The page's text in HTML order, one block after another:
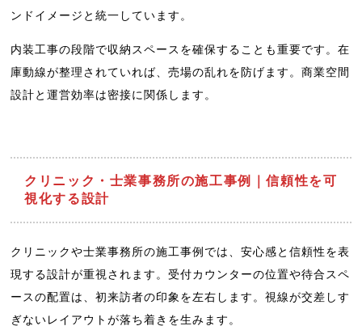
ンドイメージと統一しています。
内装工事の段階で収納スペースを確保することも重要です。在
庫動線が整理されていれば、売場の乱れを防げます。商業空間
設計と運営効率は密接に関係します。
クリニック・士業事務所の施工事例｜信頼性を可
視化する設計
クリニックや士業事務所の施工事例では、安心感と信頼性を表
現する設計が重視されます。受付カウンターの位置や待合スペ
ースの配置は、初来訪者の印象を左右します。視線が交差しす
ぎないレイアウトが落ち着きを生みます。